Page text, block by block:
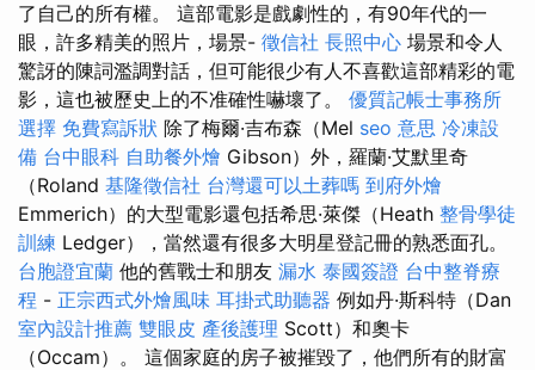
了自己的所有權。 這部電影是戲劇性的，有90年代的一
眼，許多精美的照片，場景- 徵信社 長照中心 場景和令人
驚訝的陳詞濫調對話，但可能很少有人不喜歡這部精彩的電
影，這也被歷史上的不准確性嚇壞了。 優質記帳士事務所
選擇 免費寫訴狀 除了梅爾·吉布森（Mel seo 意思 冷凍設
備 台中眼科 自助餐外燴 Gibson）外，羅蘭·艾默里奇
（Roland 基隆徵信社 台灣還可以土葬嗎 到府外燴
Emmerich）的大型電影還包括希思·萊傑（Heath 整骨學徒
訓練 Ledger），當然還有很多大明星登記冊的熟悉面孔。
台胞證宜蘭 他的舊戰士和朋友 漏水 泰國簽證 台中整脊療
程 - 正宗西式外燴風味 耳掛式助聽器 例如丹·斯科特（Dan
室內設計推薦 雙眼皮 產後護理 Scott）和奧卡
（Occam）。 這個家庭的房子被摧毀了，他們所有的財富